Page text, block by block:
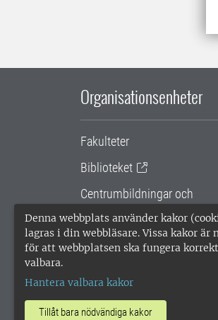
Denna webbplats använder kakor
lagras i din webbläsare. Vissa kakor är
för att webbplatsen ska fungera
valbara.
Hantera valbara kakor
Tillåt bara nödvändiga kakor
Organisationsenheter
Fakulteter
Biblioteket
Centrumbildningar och
samarbetsprojekt
Gemensamma